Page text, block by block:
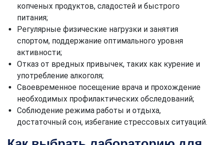
копченых продуктов, сладостей и быстрого
питания;
Регулярные физические нагрузки и занятия
спортом, поддержание оптимального уровня
активности;
Отказ от вредных привычек, таких как курение и
употребление алкоголя;
Своевременное посещение врача и прохождение
необходимых профилактических обследований;
Соблюдение режима работы и отдыха,
достаточный сон, избегание стрессовых ситуаций.